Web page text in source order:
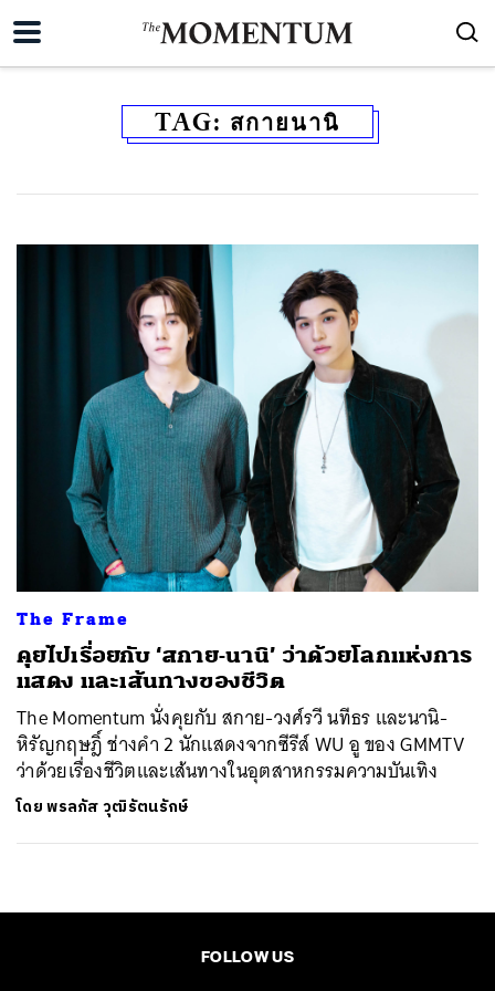
TAG: สกายนานิ
The Frame
คุยไปเรื่อยกับ ‘สกาย-นานิ’ ว่าด้วยโลกแห่งการ
แสดง และเส้นทางของชีวิต
The Momentum นั่งคุยกับ สกาย-วงศ์รวี นทีธร และนานิ-
หิรัญกฤษฎิ์ ช่างคํา 2 นักแสดงจากซีรีส์ WU อู ของ GMMTV
ว่าด้วยเรื่องชีวิตและเส้นทางในอุตสาหกรรมความบันเทิง
โดยพรลภัส วุฒิรัตนรักษ์
FOLLOW US
SHARE TWEET LINE EMAIL